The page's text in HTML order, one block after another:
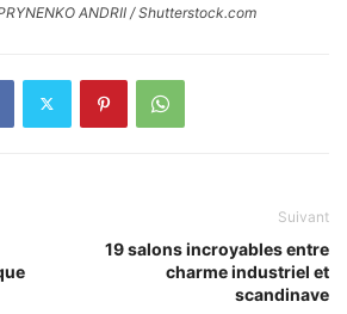
ANDRII / Shutterstock.com
Suivant
19 salons incroyables entre
charme industriel et
scandinave